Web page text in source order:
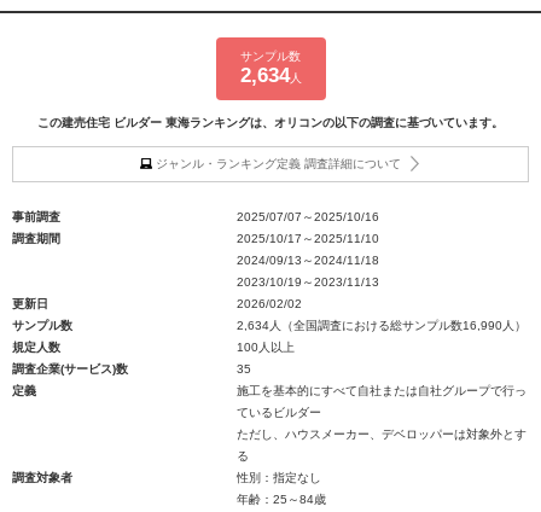
サンプル数
2,634人
この建売住宅 ビルダー 東海ランキングは、オリコンの以下の調査に基づいています。
ジャンル・ランキング定義 調査詳細について
事前調査
2025/07/07～2025/10/16
調査期間
2025/10/17～2025/11/10
2024/09/13～2024/11/18
2023/10/19～2023/11/13
更新日
2026/02/02
サンプル数
2,634人（全国調査における総サンプル数16,990人）
規定人数
100人以上
調査企業(サービス)数
35
定義
施工を基本的にすべて自社または自社グループで行っ
ているビルダー
ただし、ハウスメーカー、デベロッパーは対象外とす
る
調査対象者
性別：指定なし
年齢：25～84歳